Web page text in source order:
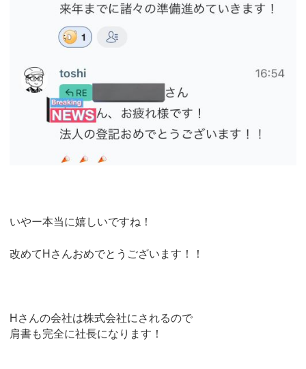
いやー本当に嬉しいですね！
改めてHさんおめでとうございます！！
Hさんの会社は株式会社にされるので
肩書も完全に社長になります！